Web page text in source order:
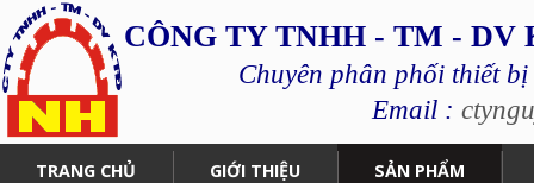
CÔNG TY TNHH - TM -
Chuyên phân phối thiết
Email :
TRANG CHỦ GIỚI THIỆU SẢN PHẨM